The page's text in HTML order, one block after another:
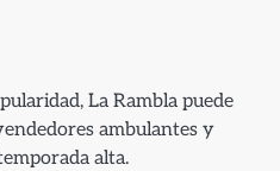
La Rambla puede
ambulantes y
alta.